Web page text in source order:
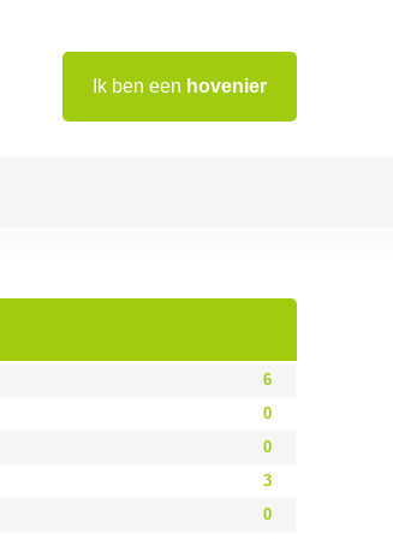
Ik ben een hovenier
6
0
0
3
0